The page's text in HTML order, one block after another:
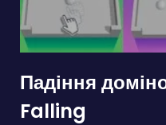
Падіння
Falling